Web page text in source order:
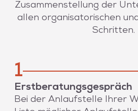
Zusammenstellung der
allen organisatorischen
Schritten.
1
Erstberatungsgespräch
Bei der Anlaufstelle Ihrer